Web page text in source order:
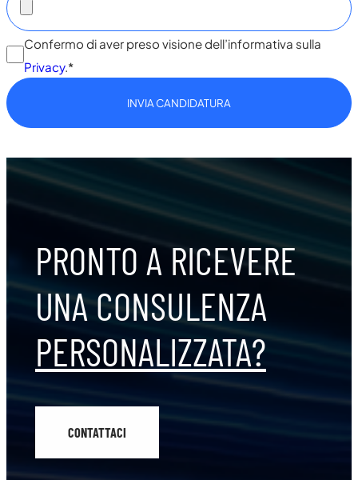
Confermo di aver preso visione dell’informativa sulla
Privacy.*
PRONTO A RICEVERE
UNA CONSULENZA
PERSONALIZZATA?
CONTATTACI